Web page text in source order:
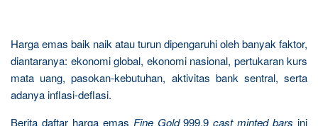
Harga emas baik naik atau turun dipengaruhi oleh banyak faktor,
diantaranya: ekonomi global, ekonomi nasional, pertukaran kurs
mata uang, pasokan-kebutuhan, aktivitas bank sentral, serta
adanya inflasi-deflasi.
Berita daftar harga emas Fine Gold999.9cast minted barsini